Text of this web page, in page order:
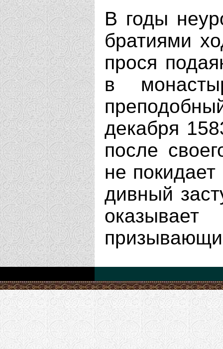
В годы
братиями
прося
в
декабря
после
не
дивный